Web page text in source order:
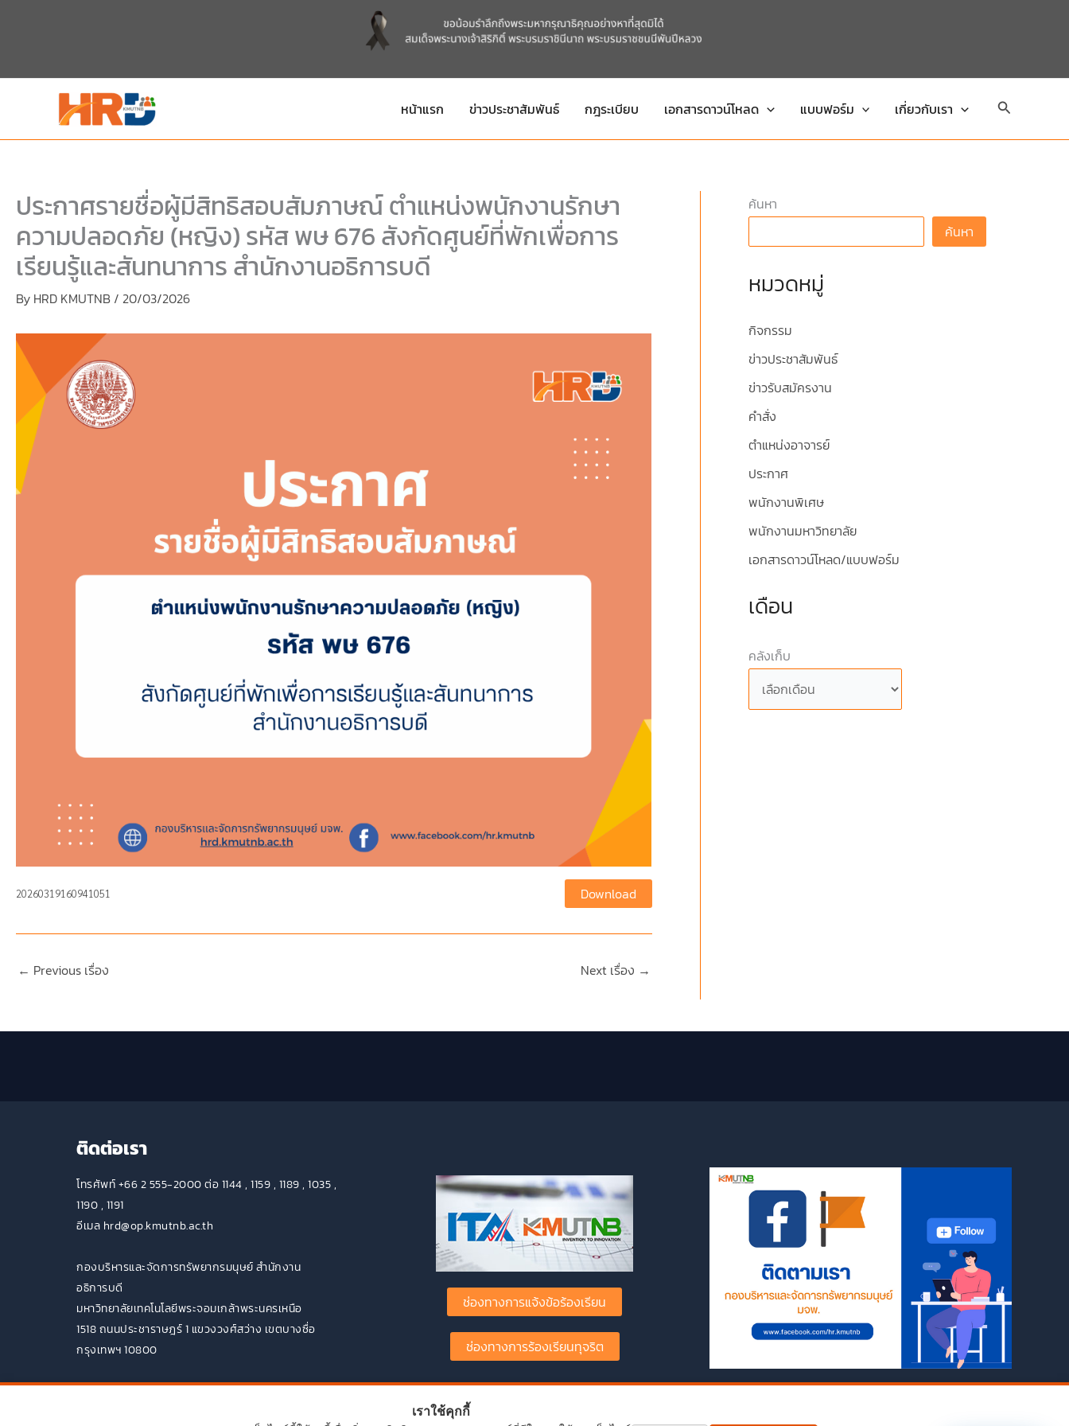
หน้าแรก ข่าวประชาสัมพันธ์ กฎระเบียบ เอกสารดาวน์โหลด แบบฟอร์ม เกี่ยวกับเรา Search
ประกาศรายชื่อผู้มีสิทธิสอบสัมภาษณ์ ตำแหน่งพนักงานรักษา
ความปลอดภัย (หญิง) รหัส พษ 676 สังกัดศูนย์ที่พักเพื่อการ
เรียนรู้และสันทนาการ สำนักงานอธิการบดี
By HRD KMUTNB / 20/03/2026
20260319160941051 Download
← Previous เรื่อง Next เรื่อง →
ค้นหา
ค้นหา
หมวดหมู่
กิจกรรม
ข่าวประชาสัมพันธ์
ข่าวรับสมัครงาน
คำสั่ง
ตำแหน่งอาจารย์
ประกาศ
พนักงานพิเศษ
พนักงานมหาวิทยาลัย
เอกสารดาวน์โหลด/แบบฟอร์ม
เดือน
คลังเก็บ
เราใช้คุกกี้
ติดต่อเรา
โทรศัพท์ +66 2 555-2000 ต่อ 1144 , 1159 , 1189 , 1035 ,
1190 , 1191
อีเมล hrd@op.kmutnb.ac.th
กองบริหารและจัดการทรัพยากรมนุษย์ สำนักงาน
อธิการบดี
มหาวิทยาลัยเทคโนโลยีพระจอมเกล้าพระนครเหนือ
1518 ถนนประชาราษฎร์ 1 แขวงวงศ์สว่าง เขตบางซื่อ
กรุงเทพฯ 10800
ช่องทางการแจ้งข้อร้องเรียน
ช่องทางการร้องเรียนทุจริต